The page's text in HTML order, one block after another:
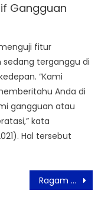
Gangguan
fitur
terganggu di
“Kami
Anda di
gangguan atau
kata
Hal tersebut
Ragam Rasa Ramadan di Atria Hotel & Residences Gading Serpong